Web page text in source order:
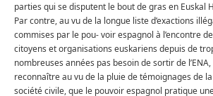
parties qui se disputent le bout de gras en Euskal
Par contre, au vu de la longue liste d’exactions
commises par le pou- voir espagnol à l’encontre
citoyens et organisations euskariens depuis de
nombreuses années pas besoin de sortir de
reconnaître au vu de la pluie de témoignages de la
société civile, que le pouvoir espagnol pratique